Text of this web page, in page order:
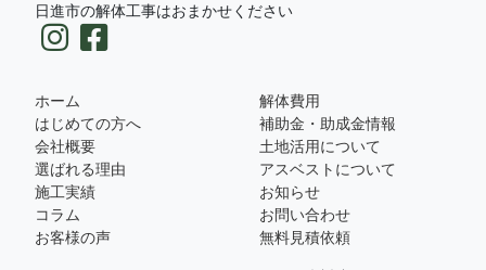
日進市の解体工事はおまかせください
ホーム
はじめての方へ
会社概要
選ばれる理由
施工実績
コラム
お客様の声
解体費用
補助金・助成金情報
土地活用について
アスベストについて
お知らせ
お問い合わせ
無料見積依頼